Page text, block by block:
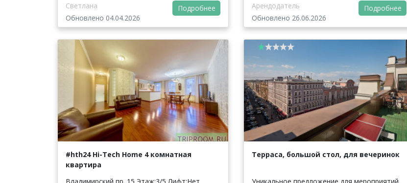
Светлана
Обновлено 04.04.2026
Подробнее
Арендодатель
Обновлено 26.06.2026
Подробнее
#hth24 Hi-Tech Home 4 комнатная
квартира
Терраса, большой стол, для вечеринок